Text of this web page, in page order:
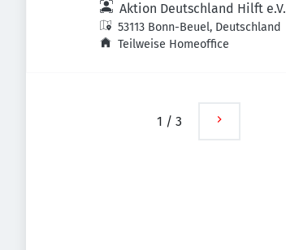
Aktion Deutschland Hilft e.V.
53113 Bonn-Beuel, Deutschland
Teilweise Homeoffice
1 / 3